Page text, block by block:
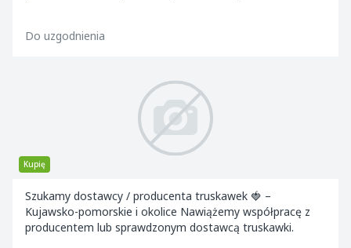
Do uzgodnienia
Kupię
Szukamy dostawcy / producenta truskawek 🍓 –
Kujawsko-pomorskie i okolice Nawiążemy współpracę z
producentem lub sprawdzonym dostawcą truskawki.